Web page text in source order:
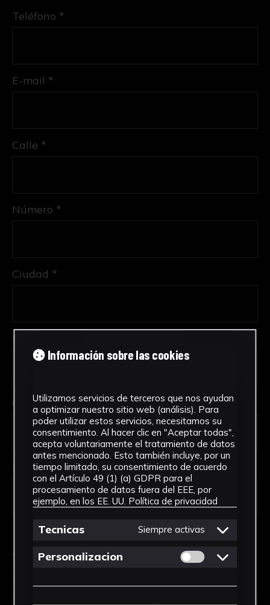
Teléfono *
E-mail *
Calle *
Número *
Ciudad *
Código Postal *
País *
Solicitud de Servicio
Tipo de solicitud *
Información sobre las cookies
Utilizamos servicios de terceros que nos ayudan
a optimizar nuestro sitio web (análisis). Para
poder utilizar estos servicios, necesitamos su
consentimiento. Al hacer clic en "Aceptar todas",
acepta voluntariamente el tratamiento de datos
antes mencionado. Esto también incluye, por un
tiempo limitado, su consentimiento de acuerdo
con el Artículo 49 (1) (a) GDPR para el
procesamiento de datos fuera del EEE, por
ejemplo, en los EE. UU. Política de privacidad
Tecnicas Siempre activas
Personalizacion Permitir cookies